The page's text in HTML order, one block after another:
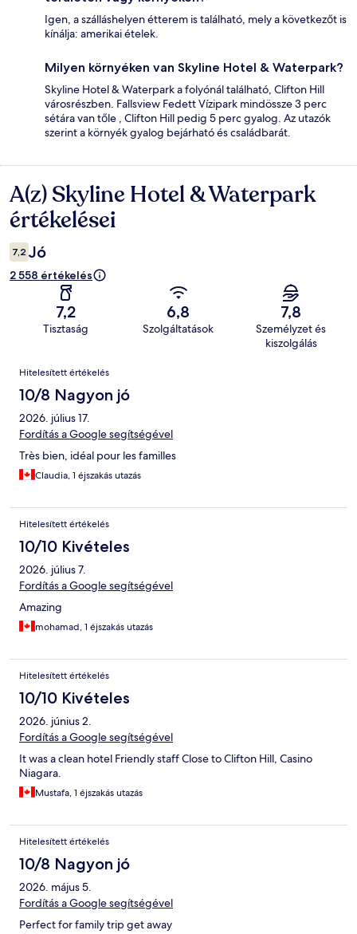
Igen, a szálláshelyen étterem is található, mely a következőt is
kínálja: amerikai ételek.
Milyen környéken van Skyline Hotel & Waterpark?
Skyline Hotel & Waterpark a folyónál található, Clifton Hill
városrészben. Fallsview Fedett Vízipark mindössze 3 perc
sétára van tőle , Clifton Hill pedig 5 perc gyalog. Az utazók
szerint a környék gyalog bejárható és családbarát.
Értékelések
A(z) Skyline Hotel & Waterpark
értékelései
7,2 Jó
2 558 értékelés
7,2
Tisztaság
6,8
Szolgáltatások
7,8
Személyzet és
kiszolgálás
Értékelések
Hitelesített értékelés
10/8 Nagyon jó
2026. július 17.
Fordítás a Google segítségével
Très bien, idéal pour les familles
Claudia, 1 éjszakás utazás
Hitelesített értékelés
10/10 Kivételes
2026. július 7.
Fordítás a Google segítségével
Amazing
mohamad, 1 éjszakás utazás
Hitelesített értékelés
10/10 Kivételes
2026. június 2.
Fordítás a Google segítségével
It was a clean hotel Friendly staff Close to Clifton Hill, Casino
Niagara.
Mustafa, 1 éjszakás utazás
Hitelesített értékelés
10/8 Nagyon jó
2026. május 5.
Fordítás a Google segítségével
Perfect for family trip get away